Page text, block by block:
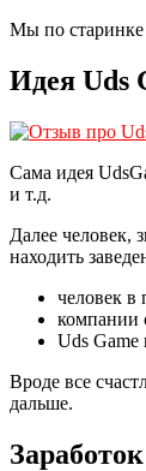
Мы по старинке
Идея Uds
Сама идея
и т.д.
Далее человек,
находить
человек в
компании
Uds Game
Вроде все
дальше.